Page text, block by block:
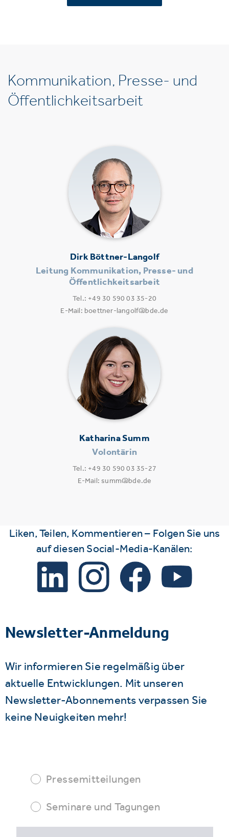
Kommunikation, Presse- und
Öffentlichkeitsarbeit
Dirk Böttner-Langolf
Leitung Kommunikation, Presse- und
Öffentlichkeitsarbeit
Tel.: +49 30 590 03 35-20
E-Mail: boettner-langolf@bde.de
Katharina Summ
Volontärin
Tel.: +49 30 590 03 35-27
E-Mail: summ@bde.de
Liken, Teilen, Kommentieren – Folgen Sie uns
auf diesen Social-Media-Kanälen:
Newsletter-Anmeldung
Wir informieren Sie regelmäßig über
aktuelle Entwicklungen. Mit unseren
Newsletter-Abonnements verpassen Sie
keine Neuigkeiten mehr!
Pressemitteilungen
Seminare und Tagungen